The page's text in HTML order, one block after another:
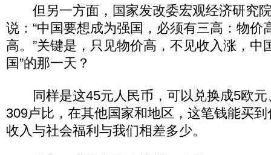
但另一方面，国家发改委宏观经济研究
说：“中国要想成为强国，必须有三高：物价
高。”关键是，只见物价高，不见收入涨，中
国”的那一天？
同样是这45元人民币，可以兑换成5欧元
309卢比，在其他国家和地区，这笔钱能买
收入与社会福利与我们相差多少。